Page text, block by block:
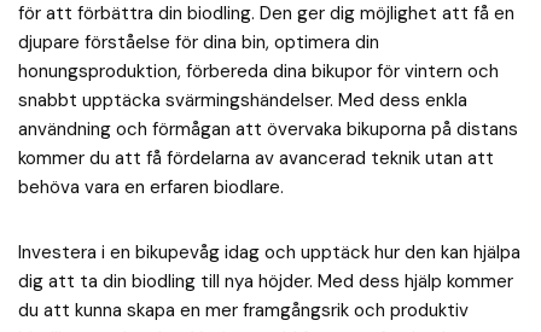
för att förbättra din biodling. Den ger dig möjlighet att få en
djupare förståelse för dina bin, optimera din
honungsproduktion, förbereda dina bikupor för vintern och
snabbt upptäcka svärmingshändelser. Med dess enkla
användning och förmågan att övervaka bikuporna på distans
kommer du att få fördelarna av avancerad teknik utan att
behöva vara en erfaren biodlare.
Investera i en bikupevåg idag och upptäck hur den kan hjälpa
dig att ta din biodling till nya höjder. Med dess hjälp kommer
du att kunna skapa en mer framgångsrik och produktiv